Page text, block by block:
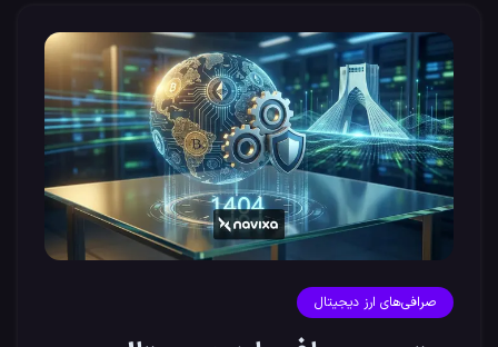
صرافی‌های ارز دیجیتال